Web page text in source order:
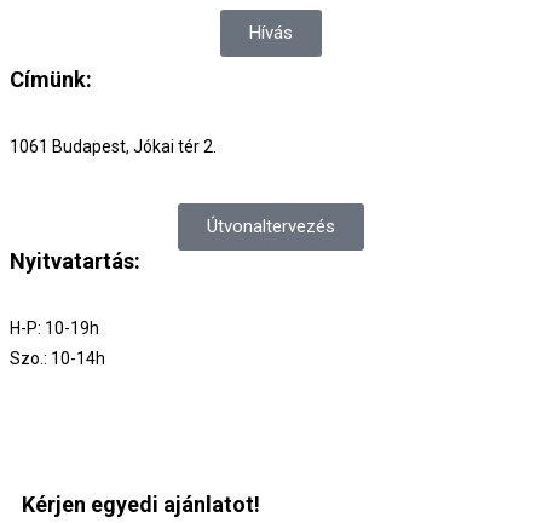
Hívás
Címünk:
1061 Budapest, Jókai tér 2.
Útvonaltervezés
Nyitvatartás:
H-P: 10-19h
Szo.: 10-14h
Kérjen egyedi ajánlatot!